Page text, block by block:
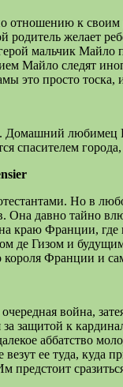
отношению к
желает
мальчик Майло
Майло следят
это просто
любимец
спасителем города,
Но в
Она давно тайно
краю Франции,
де Гизом и
Франции и
война,
защитой к
аббатство
ее туда,